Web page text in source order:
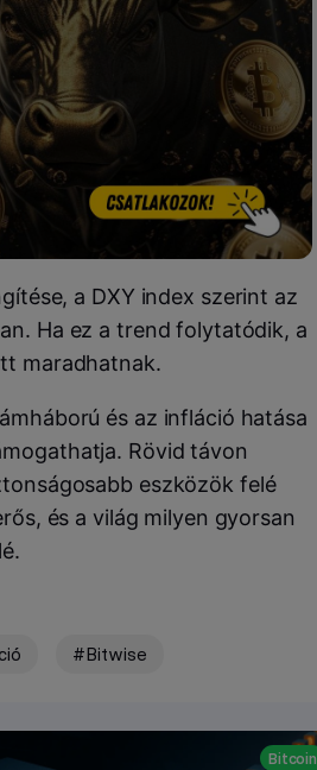
a DXY index szerint az
Ha ez a trend folytatódik, a
maradhatnak.
és az infláció hatása
Rövid távon
eszközök felé
és a világ milyen gyorsan
#Bitwise
Bitcoin